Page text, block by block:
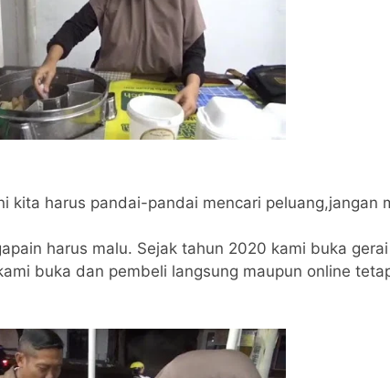
kita harus pandai-pandai mencari peluang,jangan
harus malu. Sejak tahun 2020 kami buka
buka dan pembeli langsung maupun online